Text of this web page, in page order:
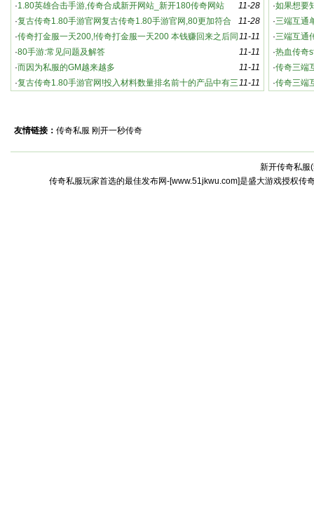
激烈战斗
传奇网站，重温热血传奇
11-28
·1.80英雄合击手游,传奇合成新开网站_新开180传奇网站
11-28
·复古传奇1.80手游官网复古传奇1.80手游官网,80更加符合
老版
11-11
·传奇打金服一天200,!传奇打金服一天200 本钱赚回来之后同
时还能赚点
11-11
·80手游:常见问题及解答
11-11
·而因为私服的GM越来越多
11-11
·复古传奇1.80手游官网!投入材料数量排名前十的产品中有三
·如果想要
·三端互通
传
·三端互通
袭
·热血传奇
传奇s
·传奇三端
·传奇三端
友情链接： 传奇私服 刚开一秒传奇
新开传奇私服(
传奇私服玩家首选的最佳发布网-[www.51jkwu.com]是盛大游戏授权传